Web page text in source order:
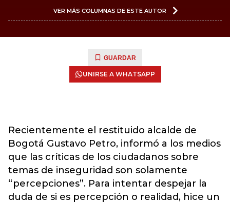
VER MÁS COLUMNAS DE ESTE AUTOR
GUARDAR
UNIRSE A WHATSAPP
Recientemente el restituido alcalde de
Bogotá Gustavo Petro, informó a los medios
que las críticas de los ciudadanos sobre
temas de inseguridad son solamente
“percepciones”. Para intentar despejar la
duda de si es percepción o realidad, hice un